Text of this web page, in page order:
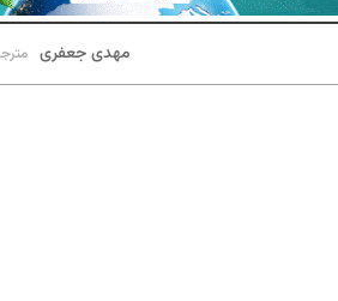
مهدی جعفری